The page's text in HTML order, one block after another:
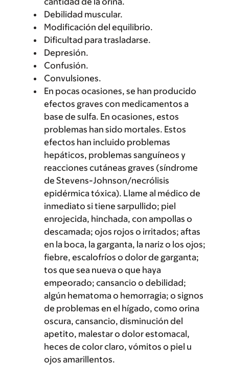
Debilidad muscular.
Modificación del equilibrio.
Dificultad para trasladarse.
Depresión.
Confusión.
Convulsiones.
En pocas ocasiones, se han producido
efectos graves con medicamentos a
base de sulfa. En ocasiones, estos
problemas han sido mortales. Estos
efectos han incluido problemas
hepáticos, problemas sanguíneos y
reacciones cutáneas graves (síndrome
de Stevens-Johnson/necrólisis
epidérmica tóxica). Llame al médico de
inmediato si tiene sarpullido; piel
enrojecida, hinchada, con ampollas o
descamada; ojos rojos o irritados; aftas
en la boca, la garganta, la nariz o los ojos;
fiebre, escalofríos o dolor de garganta;
tos que sea nueva o que haya
empeorado; cansancio o debilidad;
algún hematoma o hemorragia; o signos
de problemas en el hígado, como orina
oscura, cansancio, disminución del
apetito, malestar o dolor estomacal,
heces de color claro, vómitos o piel u
ojos amarillentos.